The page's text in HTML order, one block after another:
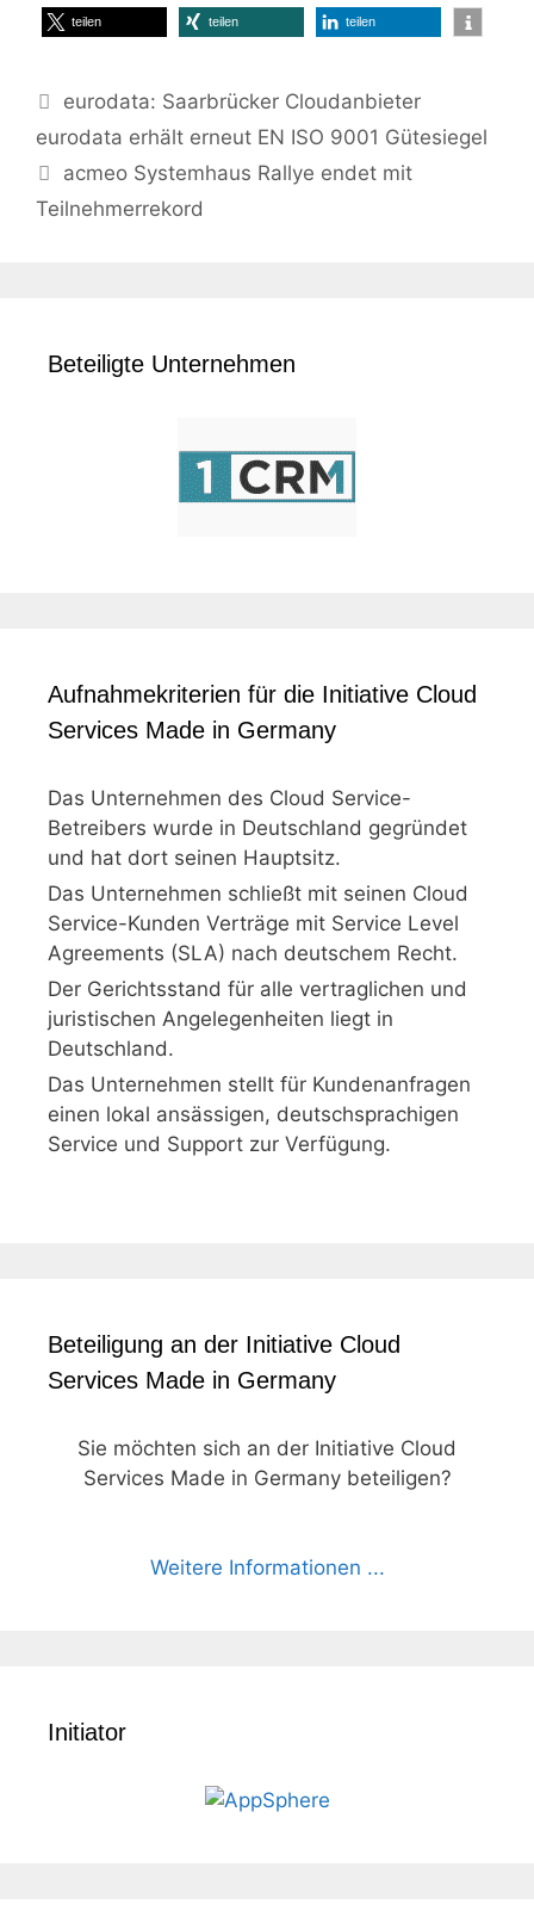
teilen teilen teilen
eurodata: Saarbrücker Cloudanbieter
eurodata erhält erneut EN ISO 9001 Gütesiegel
acmeo Systemhaus Rallye endet mit
Teilnehmerrekord
Beteiligte Unternehmen
Aufnahmekriterien für die Initiative Cloud
Services Made in Germany
Das Unternehmen des Cloud Service-
Betreibers wurde in Deutschland gegründet
und hat dort seinen Hauptsitz.
Das Unternehmen schließt mit seinen Cloud
Service-Kunden Verträge mit Service Level
Agreements (SLA) nach deutschem Recht.
Der Gerichtsstand für alle vertraglichen und
juristischen Angelegenheiten liegt in
Deutschland.
Das Unternehmen stellt für Kundenanfragen
einen lokal ansässigen, deutschsprachigen
Service und Support zur Verfügung.
Beteiligung an der Initiative Cloud
Services Made in Germany
Sie möchten sich an der Initiative Cloud
Services Made in Germany beteiligen?
Weitere Informationen ...
Initiator